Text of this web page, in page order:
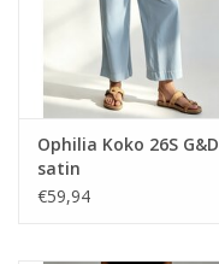
Ophilia Koko 26S G&D
satin
€59,94